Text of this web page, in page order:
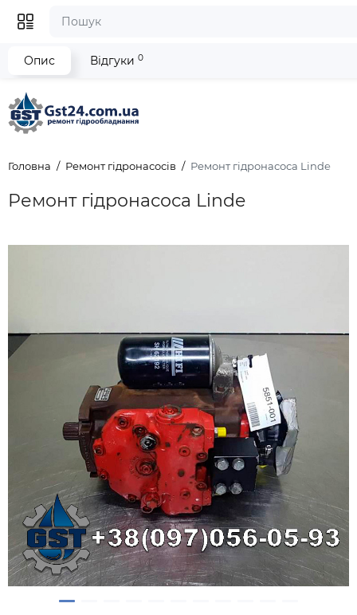
Головна Ремонт гідронасосів Ремонт гідронасоса Linde
Ремонт гідронасоса Linde
Опис Відгуки 0